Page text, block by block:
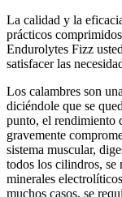
La calidad y la
prácticos
Endurolytes Fizz
satisfacer las
Los calambres son
diciéndole que se
punto, el rendimiento
gravemente
sistema muscular,
todos los cilindros, se
minerales
muchos casos, se